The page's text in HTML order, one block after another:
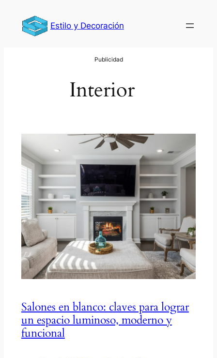
contenido
Estilo y Decoración
Interior
Salones en blanco: claves para lograr
un espacio luminoso, moderno y
funcional